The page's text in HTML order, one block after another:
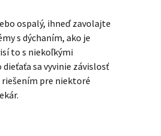
ospalý, ihneď zavolajte
s dýchaním, ako je
to s niekoľkými
sa vyvinie závislosť
riešením pre niektoré